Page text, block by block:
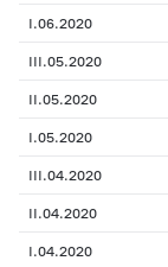
I.06.2020
III.05.2020
II.05.2020
I.05.2020
III.04.2020
II.04.2020
I.04.2020